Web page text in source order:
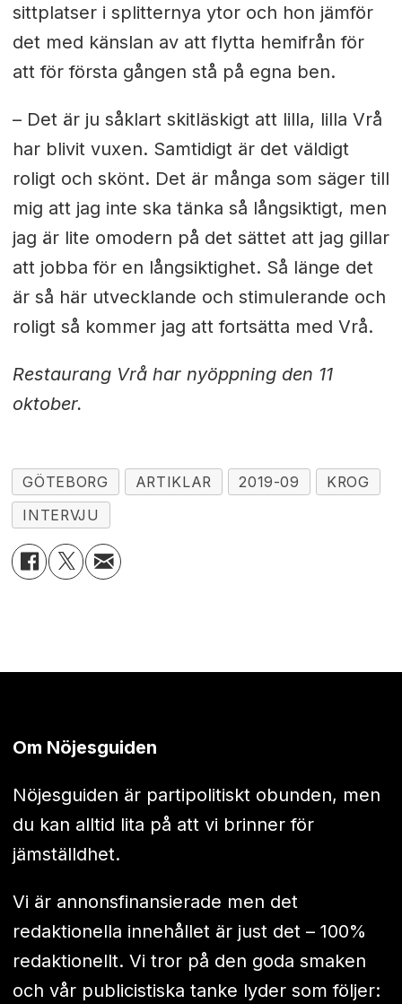
sittplatser i splitternya ytor och hon jämför
det med känslan av att flytta hemifrån för
att för första gången stå på egna ben.
– Det är ju såklart skitläskigt att lilla, lilla Vrå
har blivit vuxen. Samtidigt är det väldigt
roligt och skönt. Det är många som säger till
mig att jag inte ska tänka så långsiktigt, men
jag är lite omodern på det sättet att jag gillar
att jobba för en långsiktighet. Så länge det
är så här utvecklande och stimulerande och
roligt så kommer jag att fortsätta med Vrå.
Restaurang Vrå har nyöppning den 11
oktober.
GÖTEBORG ARTIKLAR 2019-09
KROG
INTERVJU
Om Nöjesguiden
Nöjesguiden är partipolitiskt obunden, men
du kan alltid lita på att vi brinner för
jämställdhet.
Vi är annonsfinansierade men det
redaktionella innehållet är just det – 100%
redaktionellt. Vi tror på den goda smaken
och vår publicistiska tanke lyder som följer: